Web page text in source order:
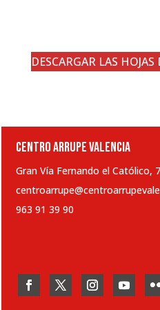
DESCARGAR LAS
CENTRO ARRUPE VALENCIA
Gran Vía Fernando el Católico,
963 91 39 90